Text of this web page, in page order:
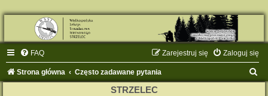
FAQ Zaloguj się
Zarejestruj się
Strona główna Często zadawane pytania
STRZELEC